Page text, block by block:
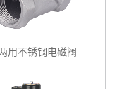
气液两用不锈钢电磁阀 / ZCE系列